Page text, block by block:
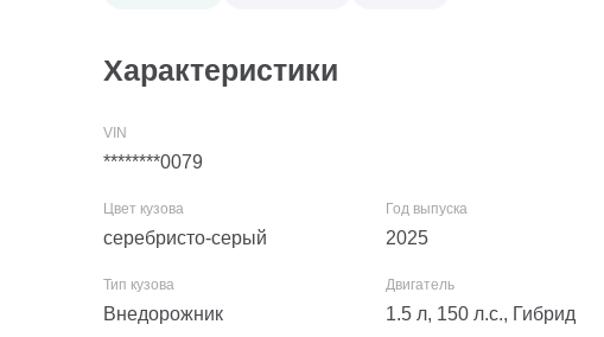
Характеристики
********0079
серебристо-серый 2025
Внедорожник 1.5 л, 150 л.с., Гибрид